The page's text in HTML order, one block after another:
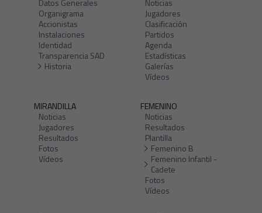
Datos Generales
Organigrama
Accionistas
Instalaciones
Identidad
Transparencia SAD
Historia
Noticias
Jugadores
Clasificación
Partidos
Agenda
Estadísticas
Galerías
Vídeos
MIRANDILLA
Noticias
Jugadores
Resultados
Fotos
Vídeos
FEMENINO
Noticias
Resultados
Plantilla
Femenino B
Femenino Infantil -
Cadete
Fotos
Vídeos